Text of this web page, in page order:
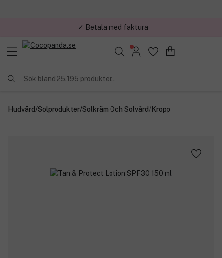
✓ Trygg E-handel
Sök bland 25.195 produkter..
Hudvård/Solprodukter/Solkräm Och Solvård/Kropp